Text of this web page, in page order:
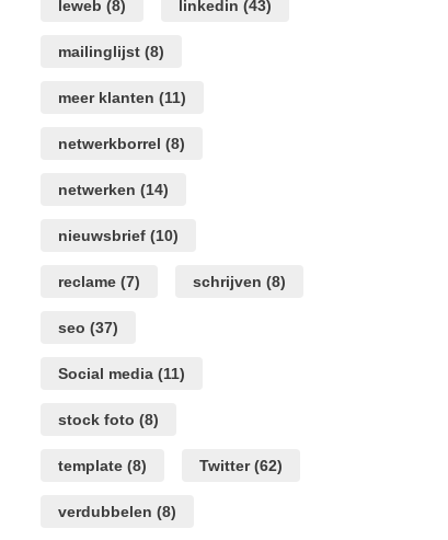
leweb (8) linkedin (43)
mailinglijst (8)
meer klanten (11)
netwerkborrel (8)
netwerken (14)
nieuwsbrief (10)
reclame (7) schrijven (8)
seo (37)
Social media (11)
stock foto (8)
template (8) Twitter(62)
verdubbelen (8)